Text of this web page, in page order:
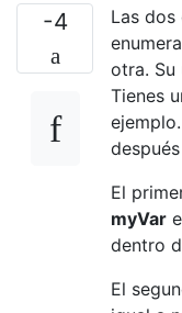
-4
Las
otra. Su
Tienes
El
myVar
dentro
El